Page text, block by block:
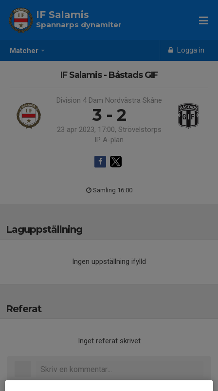
Matcher Logga in
IF Salamis
Spannarps dynamiter
IF Salamis - Båstads GIF
Division 4 Dam Nordvästra Skåne
3 - 2
23 apr 2023, 17:00, Strövelstorps
IP A-plan
Samling 16:00
Laguppställning
Ingen uppställning ifylld
Referat
Inget referat skrivet